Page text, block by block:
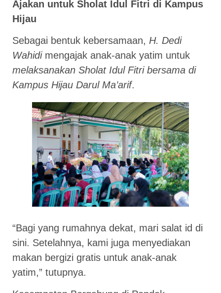
Ajakan untuk Sholat Idul Fitri di Kampus
Hijau
Sebagai bentuk kebersamaan, H. Dedi
Wahidimengajak anak-anak yatim untuk
melaksanakan Sholat Idul Fitri bersama di
Kampus Hijau Darul Ma’arif.
“Bagi yang rumahnya dekat, mari salat id di
sini. Setelahnya, kami juga menyediakan
makan bergizi gratis untuk anak-anak
yatim,” tutupnya.